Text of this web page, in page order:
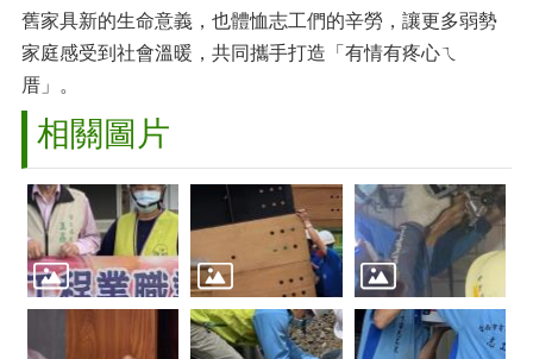
舊家具新的生命意義，也體恤志工們的辛勞，讓更多弱勢
家庭感受到社會溫暖，共同攜手打造「有情有疼心ㄟ
厝」。
相關圖片